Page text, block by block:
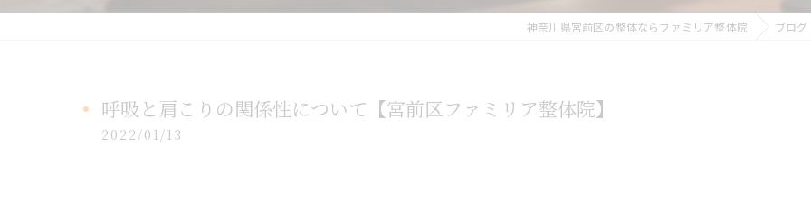
神奈川県宮前区の整体ならファミリア整体院 ブログ
呼吸と肩こりの関係性について【宮前区ファミリア整体院】
2022/01/13